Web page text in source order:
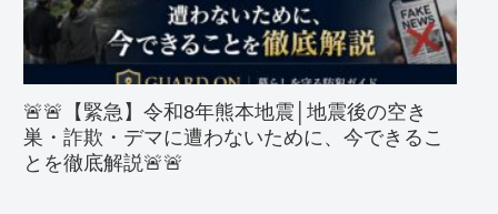
🚨🚨【緊急】令和8年熊本地震│地震後の空き
巣・詐欺・デマに遭わないために、今できるこ
とを徹底解説🚨🚨